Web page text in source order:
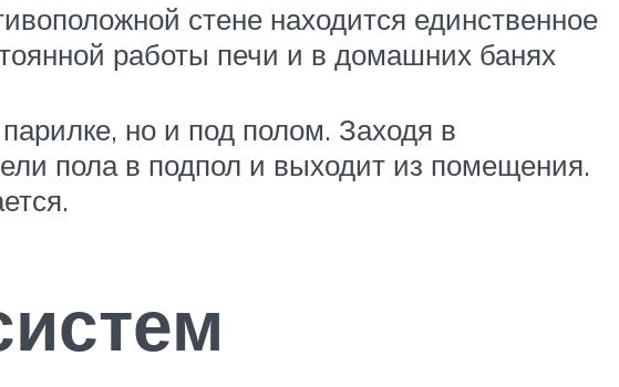
стене находится единственное
работы печи и в домашних банях
но и под полом. Заходя в
пола в подпол и выходит из помещения.